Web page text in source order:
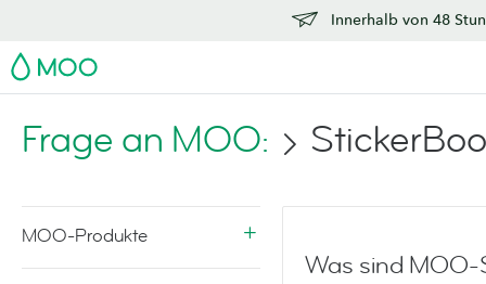
Innerhalb von 48
MOO
Frage an MOO:
MOO-Produkte
Was sind